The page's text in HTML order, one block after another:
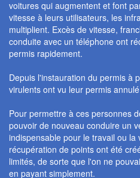
voitures qui augmentent et font
vitesse à leurs utilisateurs, les
multiplient. Excès de vitesse,
conduite avec un téléphone ont
permis rapidement.
Depuis l'instauration du permis à
virulents ont vu leur permis
Pour permettre à ces personnes
pouvoir de nouveau conduire un
indispensable pour le travail ou
récupération de points ont été
limités, de sorte que l'on ne
en payant simplement.